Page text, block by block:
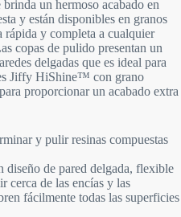
un hermoso acabado en
y están disponibles en granos
y completa a cualquier
copas de pulido presentan un
delgadas que es ideal para
Jiffy HiShine™ con grano
proporcionar un acabado extra
y pulir resinas compuestas
diseño de pared delgada, flexible
cerca de las encías y las
fácilmente todas las superficies